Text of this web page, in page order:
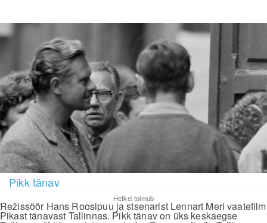
Pikk tänav
Hetkel toimub
Režissöör Hans Roosipuu ja stsenarist Lennart Meri vaatefilm
Pikast tänavast Tallinnas. Pikk tänav on üks keskaegse